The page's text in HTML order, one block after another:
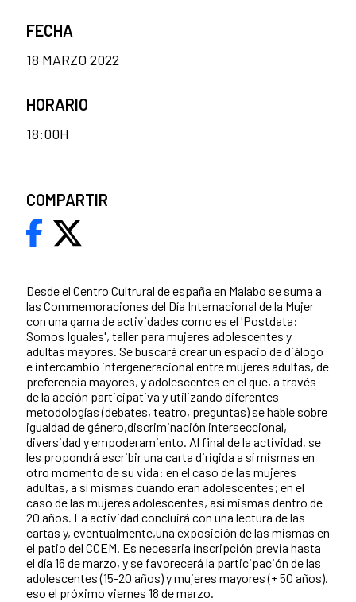
Desde el Centro Cultrural de españa en Malabo se suma a
las Commemoraciones del Día Internacional de la Mujer
con una gama de actividades como es el 'Postdata:
Somos Iguales', taller para mujeres adolescentes y
adultas mayores. Se buscará crear un espacio de diálogo
e intercambio intergeneracional entre mujeres adultas, de
preferencia mayores, y adolescentes en el que, a través
de la acción participativa y utilizando diferentes
metodologías (debates, teatro, preguntas) se hable sobre
igualdad de género,discriminación interseccional,
diversidad y empoderamiento. Al final de la actividad, se
les propondrá escribir una carta dirigida a sí mismas en
otro momento de su vida: en el caso de las mujeres
adultas, a sí mismas cuando eran adolescentes; en el
caso de las mujeres adolescentes, así mismas dentro de
20 años. La actividad concluirá con una lectura de las
cartas y, eventualmente,una exposición de las mismas en
el patio del CCEM. Es necesaria inscripción previa hasta
el día 16 de marzo, y se favorecerá la participación de las
adolescentes (15-20 años) y mujeres mayores (+ 50 años).
eso el próximo viernes 18 de marzo.
FECHA
18 MARZO 2022
HORARIO
18:00H
COMPARTIR